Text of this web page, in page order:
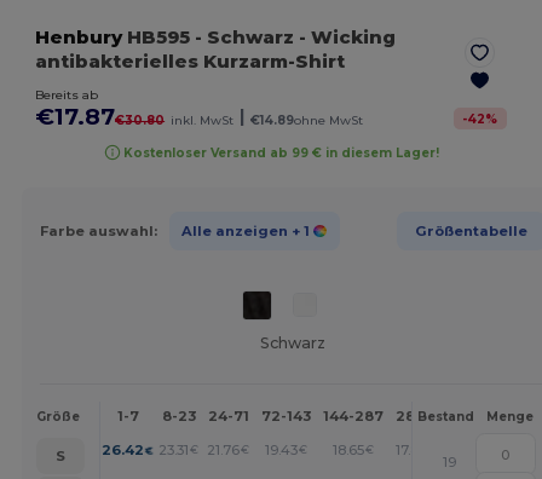
HenburyHB595 - Schwarz - Wicking
antibakterielles Kurzarm-Shirt
Bereits ab
€17.87€30.80 inkl. MwSt | €14.89ohne MwSt -42%
Kostenloser Versand ab 99 € in diesem Lager!
Farbe auswahl: Alle anzeigen + 1 Größentabelle
Schwarz
Größe 1-7 8-23 24-71 72-143 144-287 288 + Mehr
Bestand Menge
S 26.42 € 23.31 € 21.76€ 19.43€ 18.65€ 17.87
19